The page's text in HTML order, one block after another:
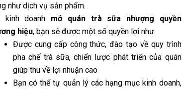
như dịch vụ sản phẩm.
kinh doanh mở quán trà sữa nhượng quyền
hiệu, bạn sẽ được một số quyền lợi như:
Được cung cấp công thức, đào tạo về quy trình
pha chế trà sữa, chiến lược phát triển của quán
giúp thu về lợi nhuận cao
Bạn có thể tự quản lý các hạng mục kinh doanh,